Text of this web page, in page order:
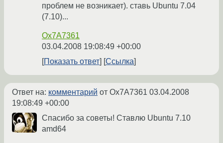
проблем не возникает). ставь Ubuntu 7.04
(7.10)...
Ox7A7361
03.04.2008 19:08:49 +00:00
Показать ответ
Ссылка
Ответ на: комментарий от Ox7A7361 03.04.2008
19:08:49 +00:00
Спасибо за советы! Ставлю Ubuntu 7.10
amd64